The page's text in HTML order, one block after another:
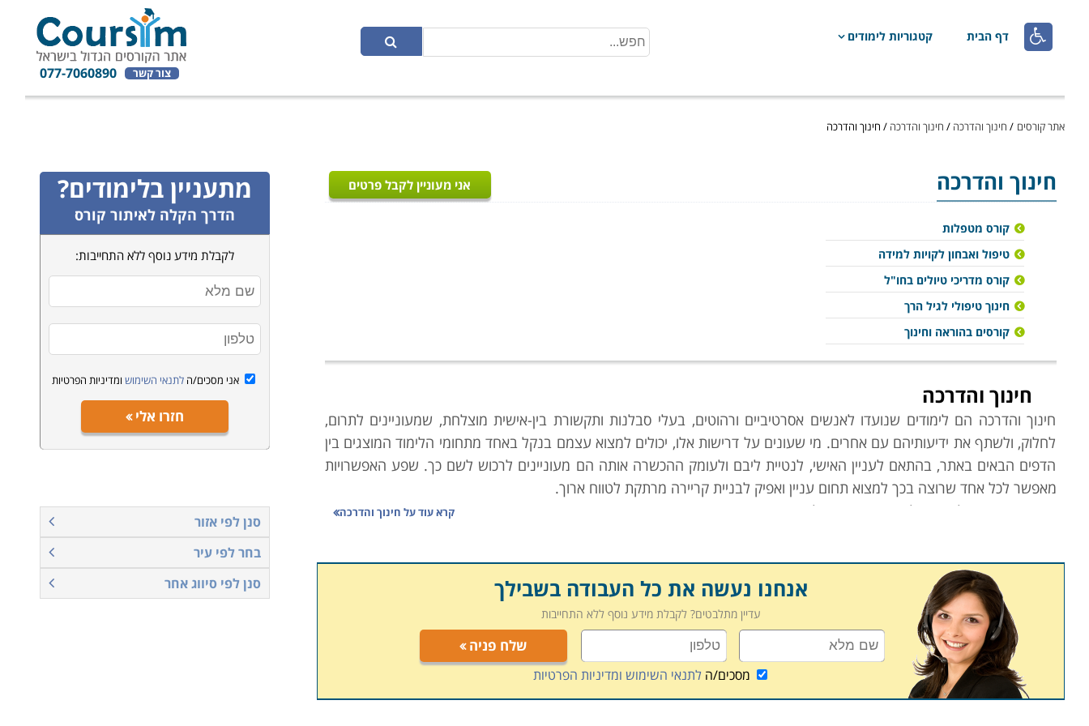
 דף הבית קטגוריות לימודים
צור קשר 077-7060890
אתר קורסים / חינוך והדרכה / חינוך והדרכה / חינוך והדרכה
חינוך והדרכה אני מעוניין לקבל פרטים
קורס מטפלות
טיפול ואבחון לקויות למידה
קורס מדריכי טיולים בחו"ל
חינוך טיפולי לגיל הרך
קורסים בהוראה וחינוך
חינוך והדרכה
חינוך והדרכה הם לימודים שנועדו לאנשים אסרטיביים ורהוטים, בעלי סבלנות ותקשורת בין-אישית מוצלחת, שמעוניינים לתרום,
לחלוק, ולשתף את ידיעותיהם עם אחרים. מי שעונים על דרישות אלו, יכולים למצוא עצמם בנקל באחד מתחומי הלימוד המוצגים בין
הדפים הבאים באתר, בהתאם לעניין האישי, לנטיית ליבם ולעומק ההכשרה אותה הם מעוניינים לרכוש לשם כך. שפע האפשרויות
מאפשר לכל אחד שרוצה בכך למצוא תחום עניין ואפיק לבניית קריירה מרתקת לטווח ארוך.
עמוד בית זה יוביל אתכם למספר קטגוריות לימודיות ומקצועיות מרכזיות:
קורס המעניק הכשרה לליווי טיולים מאורגנים בחו"ל. מקצוע שמטבע הדברים זוכה לביקוש רב, בשל היותו חוויתי, ומשלב הוראה
והדרכה יחד עם חופש והנאה, טיולים ברחבי העולם ומפגשים תרבותיים וחברתיים מרתקים. הקורס מעניק כישורי תקשורת והעברת
מידע באופן מזמין ומעורר עניין על אתרי תיירות, טיולים ונופש ברחבי הגלובוס, ולעשות זאת לעומקם של דברים. מהלך הלימודים
מפגיש עם מזון, שפה, אמנות, אדריכלות, דת והיסטוריה של מדינות, עמים ותרבויות באופן מעמיק, מיוחד ויוצא דופן, המאפשר קריירה
שהיא גם ריגוש בלתי פוסק.
קרא עוד על חינוך והדרכה
אנחנו נעשה את כל העבודה בשבילך
עדיין מתלבטים? לקבלת מידע נוסף ללא התחייבות
שלח פניה
מסכים/הלתנאי השימוש ומדיניות הפרטיות
מתעניין בלימודים?
הדרך הקלה לאיתור קורס
לקבלת מידע נוסף ללא התחייבות:
אני מסכים/הלתנאי השימוש ומדיניות הפרטיות
חזרו אלי
סנן לפי אזור
בחר לפי עיר
סנן לפי סיווג אחר